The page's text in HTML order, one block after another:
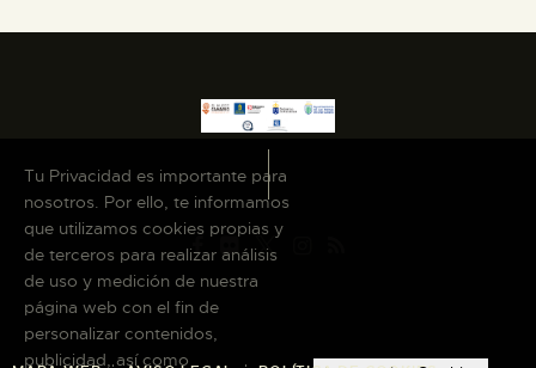
Tu Privacidad es importante para
nosotros. Por ello, te informamos
que utilizamos cookies propias y
de terceros para realizar análisis
de uso y medición de nuestra
página web con el fin de
personalizar contenidos,
publicidad, así como